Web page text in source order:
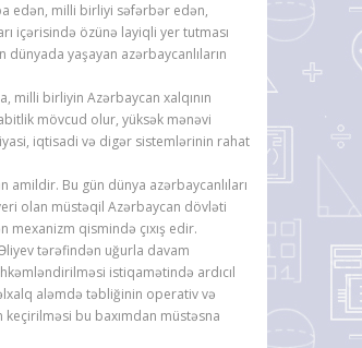
edən, milli birliyi səfərbər edən,
içərisində özünə layiqli yer tutması
dünyada yaşayan azərbaycanlıların
milli birliyin Azərbaycan xalqının
mövcud olur, yüksək mənəvi
iqtisadi və digər sistemlərinin rahat
Bu gün dünya azərbaycanlıları
olan müstəqil Azərbaycan dövləti
mexanizm qismində çıxış edir.
tərəfindən uğurla davam
istiqamətində ardıcıl
aləmdə təbliğinin operativ və
bu baxımdan müstəsna